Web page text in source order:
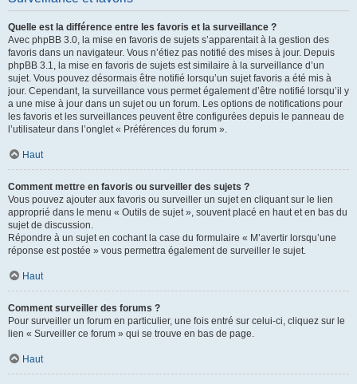
Quelle est la différence entre les favoris et la surveillance ?
Avec phpBB 3.0, la mise en favoris de sujets s’apparentait à la gestion des
favoris dans un navigateur. Vous n’étiez pas notifié des mises à jour. Depuis
phpBB 3.1, la mise en favoris de sujets est similaire à la surveillance d’un
sujet. Vous pouvez désormais être notifié lorsqu’un sujet favoris a été mis à
jour. Cependant, la surveillance vous permet également d’être notifié lorsqu’il y
a une mise à jour dans un sujet ou un forum. Les options de notifications pour
les favoris et les surveillances peuvent être configurées depuis le panneau de
l’utilisateur dans l’onglet « Préférences du forum ».
Haut
Comment mettre en favoris ou surveiller des sujets ?
Vous pouvez ajouter aux favoris ou surveiller un sujet en cliquant sur le lien
approprié dans le menu « Outils de sujet », souvent placé en haut et en bas du
sujet de discussion.
Répondre à un sujet en cochant la case du formulaire « M’avertir lorsqu’une
réponse est postée » vous permettra également de surveiller le sujet.
Haut
Comment surveiller des forums ?
Pour surveiller un forum en particulier, une fois entré sur celui-ci, cliquez sur le
lien « Surveiller ce forum » qui se trouve en bas de page.
Haut